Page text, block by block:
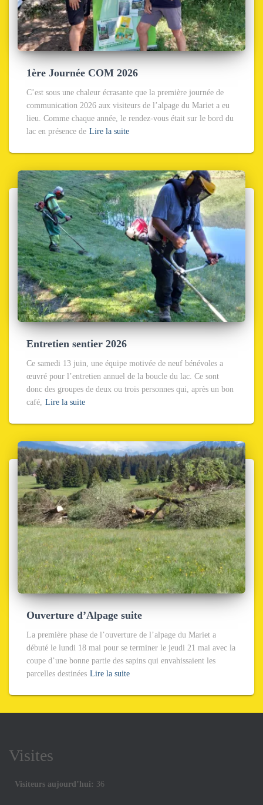
1ère Journée COM 2026
C’est sous une chaleur écrasante que la première journée de
communication 2026 aux visiteurs de l’alpage du Mariet a eu
lieu. Comme chaque année, le rendez-vous était sur le bord du
lac en présence de Lire la suite
Entretien sentier 2026
Ce samedi 13 juin, une équipe motivée de neuf bénévoles a
œuvré pour l’entretien annuel de la boucle du lac. Ce sont
donc des groupes de deux ou trois personnes qui, après un bon
café, Lire la suite
Ouverture d’Alpage suite
La première phase de l’ouverture de l’alpage du Mariet a
débuté le lundi 18 mai pour se terminer le jeudi 21 mai avec la
coupe d’une bonne partie des sapins qui envahissaient les
parcelles destinées Lire la suite
Visites
Visiteurs aujourd’hui: 36